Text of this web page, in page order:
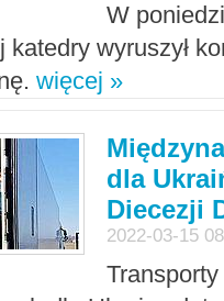
W
wyruszył
więcej »
dla
Diecezji
2022-03-15